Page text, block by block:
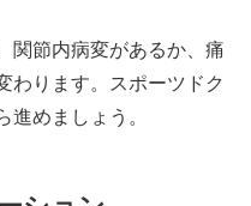
関節内病変があるか、痛
わります。スポーツドク
進めましょう。